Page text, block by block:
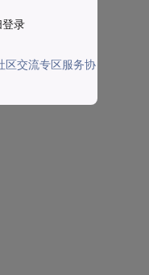
录
区交流专区服务协